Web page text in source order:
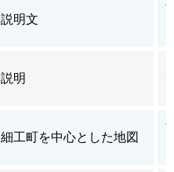
説明文
説明
細工町を中心とした地図